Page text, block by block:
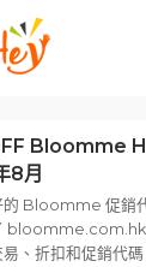
Bloomme
8月
的 Bloomme 促銷
bloomme.com.hk
易、折扣和促銷代